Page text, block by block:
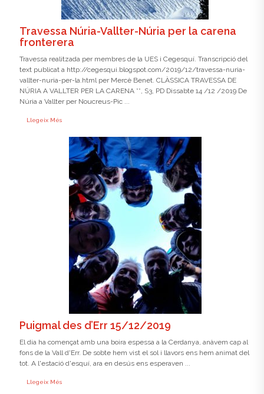
Travessa Núria-Vallter-Núria per la carena
fronterera
Travessa realitzada per membres de la UES i Cegesquí. Transcripció del
text publicat a http://cegesqui.blogspot.com/2019/12/travessa-nuria-
vallter-nuria-per-la.html per Mercè Benet. CLÀSSICA TRAVESSA DE
NÚRIA A VALLTER PER LA CARENA **, S3, PD Dissabte 14 /12 /2019 De
Núria a Vallter per Noucreus-Pic ...
Llegeix Més
Puigmal des d’Err 15/12/2019
El dia ha començat amb una boira espessa a la Cerdanya, anàvem cap al
fons de la Vall d'Err. De sobte hem vist el sol i llavors ens hem animat del
tot. A l'estació d'esquí, ara en desús ens esperaven ...
Llegeix Més